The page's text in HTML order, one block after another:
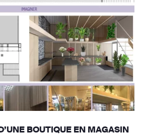
BOUTIQUE EN MAGASIN